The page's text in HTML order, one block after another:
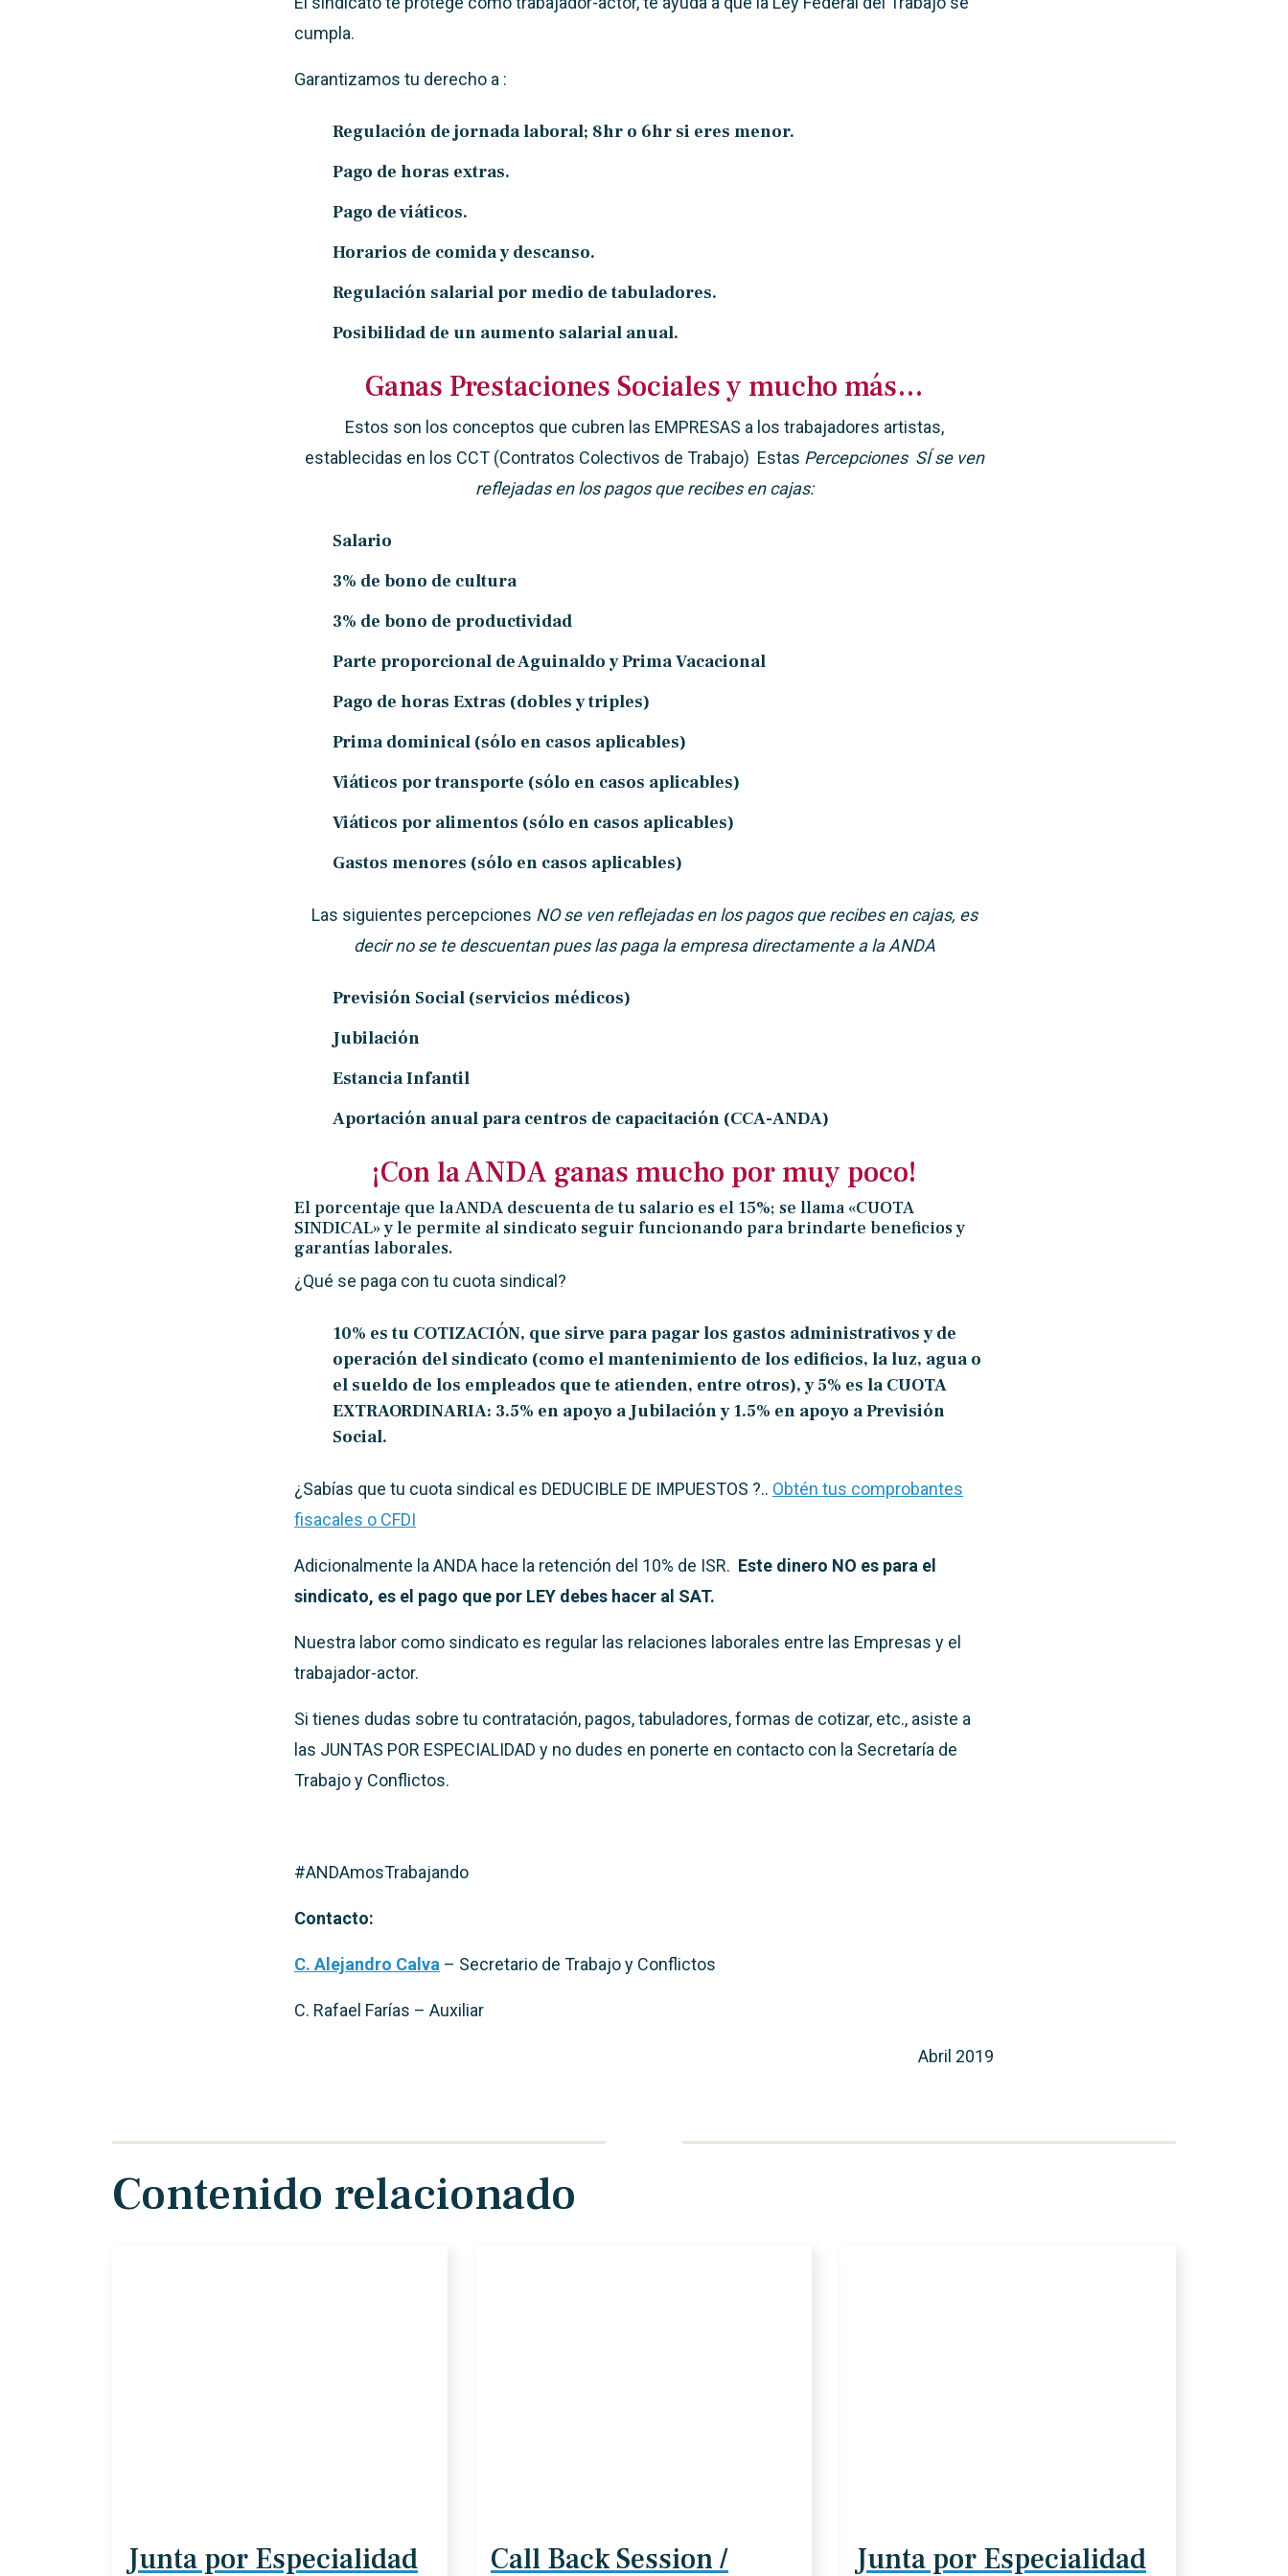
cumpla.
Garantizamos tu derecho a :
Regulación de jornada laboral; 8hr o 6hr si eres menor.
Pago de horas extras.
Pago de viáticos.
Horarios de comida y descanso.
Regulación salarial por medio de tabuladores.
Posibilidad de un aumento salarial anual.
Ganas Prestaciones Sociales y mucho más…
Estos son los conceptos que cubren las EMPRESAS a los trabajadores artistas,
establecidas en los CCT (Contratos Colectivos de Trabajo) Estas Percepciones SÍse ven
reflejadas en los pagos que recibes en cajas:
Salario
3% de bono de cultura
3% de bono de productividad
Parte proporcional de Aguinaldo y Prima Vacacional
Pago de horas Extras (dobles y triples)
Prima dominical (sólo en casos aplicables)
Viáticos por transporte (sólo en casos aplicables)
Viáticos por alimentos (sólo en casos aplicables)
Gastos menores (sólo en casos aplicables)
Las siguientes percepciones NOse ven reflejadas en los pagos que recibes en cajas, es
decir no se te descuentan pues las paga la empresa directamente a la ANDA
Previsión Social (servicios médicos)
Jubilación
Estancia Infantil
Aportación anual paracentros de capacitación (CCA-ANDA)
¡Con la ANDA ganas mucho por muy poco!
El porcentaje que la ANDA descuenta de tu salario es el 15%; se llama «CUOTA
SINDICAL» y le permite al sindicato seguir funcionando para brindarte beneficios y
garantías laborales.
¿Qué se paga con tu cuota sindical?
10% es tu COTIZACIÓN, que sirve para pagar los gastos administrativos y de
operación del sindicato (como el mantenimiento de los edificios, la luz, agua o
el sueldo de los empleados que te atienden, entre otros),y5% es la CUOTA
EXTRAORDINARIA: 3.5% en apoyo a Jubilación y1.5% en apoyo a Previsión
Social.
¿Sabías que tu cuota sindical es DEDUCIBLE DE IMPUESTOS ?.. Obtén tus comprobantes
fisacales o CFDI
Adicionalmente la ANDA hace la retención del 10% de ISR. Este dinero NO es para el
sindicato, es el pago que por LEY debes hacer al SAT.
Nuestra labor como sindicato es regular las relaciones laborales entre las Empresas y el
trabajador-actor.
Si tienes dudas sobre tu contratación, pagos, tabuladores, formas de cotizar, etc., asiste a
las JUNTAS POR ESPECIALIDAD y no dudes en ponerte en contacto con la Secretaría de
Trabajo y Conflictos.
#ANDAmosTrabajando
Contacto:
C. Alejandro Calva – Secretario de Trabajo y Conflictos
C. Rafael Farías – Auxiliar
Abril 2019
Contenido relacionado
Junta por Especialidad
Call Back Session /
Junta por Especialidad